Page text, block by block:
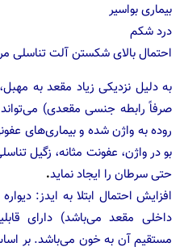
بیماری بواسیر
درد شکم
احتمال بالای شکستن آلت تناسلی
به دلیل نزدیکی زیاد مقعد به
صرفاً رابطه جنسی مقعدی)
روده به واژن شده و بیماری‌های
بو در واژن، عفونت مثانه، زگیل
حتی سرطان را ایجاد نماید.
افزایش احتمال ابتلا به ایدز:
داخلی مقعد می‌باشد) دارای
مستقیم آن به خون می‌باشد. بر